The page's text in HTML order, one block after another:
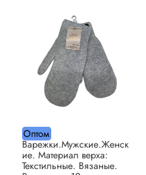
Оптом
Варежки.Мужские.Женск
ие. Материал верха:
Текстильные. Вязаные.